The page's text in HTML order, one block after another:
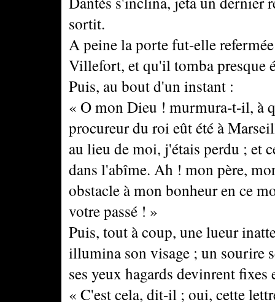
sortit.
A peine la porte fut-elle
Villefort, et qu'il tomba presque
Puis, au bout d'un instant :
« O mon Dieu ! murmura-t-il, à
procureur du roi eût été à
au lieu de moi, j'étais perdu ; et
dans l'abîme. Ah ! mon père,
obstacle à mon bonheur en ce
votre passé ! »
Puis, tout à coup, une lueur
illumina son visage ; un sourire
ses yeux hagards devinrent
« C'est cela, dit-il ; oui, cette